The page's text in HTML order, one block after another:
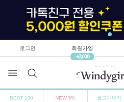
로그인
회원가입
+2,000
BEST 100 NEW 5% 물고기반지